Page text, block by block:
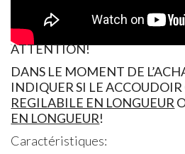
ATTENTION!
DANS LE MOMENT DE
INDIQUER SI LE
REGILABILE EN LONGUEUR
EN LONGUEUR!
Caractéristiques: